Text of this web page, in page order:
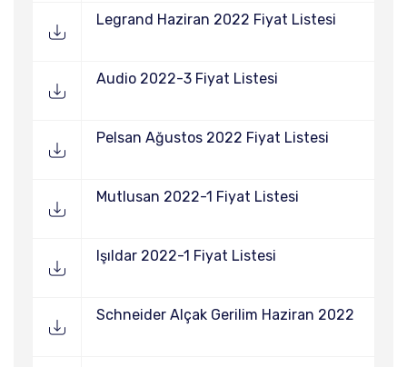
Legrand Haziran 2022 Fiyat Listesi
Audio 2022-3 Fiyat Listesi
Pelsan Ağustos 2022 Fiyat Listesi
Mutlusan 2022-1 Fiyat Listesi
Işıldar 2022-1 Fiyat Listesi
Schneider Alçak Gerilim Haziran 2022